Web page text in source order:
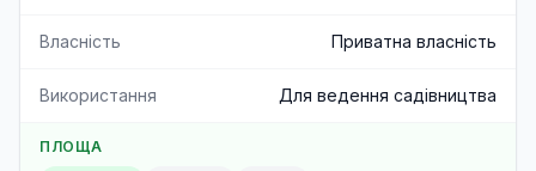
Власність Приватна власність
Використання Для ведення садівництва
ПЛОЩА